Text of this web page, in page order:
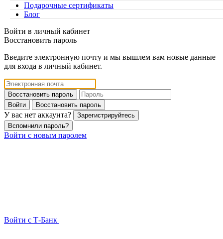
Подарочные сертификаты
Блог
Войти в личный кабинет
Восстановить пароль
Введите электронную почту и мы вышлем вам новые данные
для входа в личный кабинет.
Восстановить пароль
Войти
Восстановить пароль
У вас нет аккаунта?
Зарегистрируйтесь
Вспомнили пароль?
Войти с новым паролем
Войти с Т-Банк